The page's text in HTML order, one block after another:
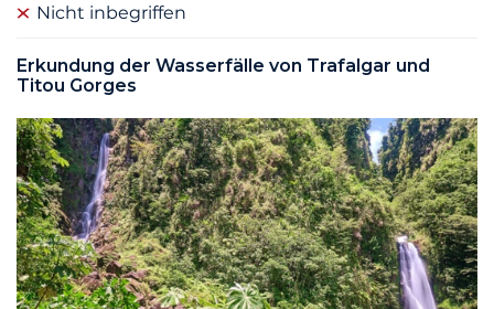
Nicht inbegriffen
Erkundung der Wasserfälle von Trafalgar und
Titou Gorges